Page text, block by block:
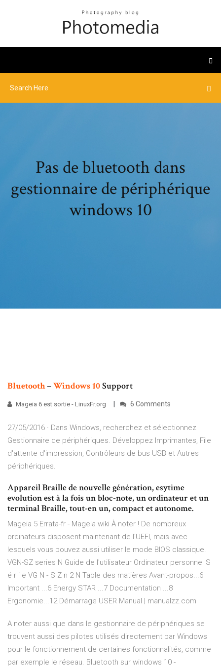
Pas de bluetooth dans
gestionnaire de périphérique
windows 10
Bluetooth–Windows10Support
Mageia 6 est sortie - LinuxFr.org 6 Comments
27/05/2016 · Dans Windows, recherchez et sélectionnez
Gestionnaire de périphériques. Développez Imprimantes, File
d'attente d'impression, Contrôleurs de bus USB et Autres
périphériques.
Appareil Braille de nouvelle génération, esytime
evolution est à la fois un bloc-note, un ordinateur et un
terminal Braille, tout-en un, compact et autonome.
Mageia 5 Errata-fr - Mageia wiki À noter ! De nombreux
ordinateurs disposent maintenant de l'UEFI, mais avec
lesquels vous pouvez aussi utiliser le mode BIOS classique.
VGN-SZ series N Guide de l'utilisateur Ordinateur personnel S
é r i e VG N - S Z n 2 N Table des matières Avant-propos...6
Important ...6 Energy STAR ...7 Documentation ...8
Ergonomie...12 Démarrage USER Manual | manualzz.com
A noter aussi que dans le gestionnaire de périphériques se
trouvent aussi des pilotes utilisés directement par Windows
pour le fonctionnement de certaines fonctionnalités, comme
par exemple le réseau. Bluetooth sur windows 10 -